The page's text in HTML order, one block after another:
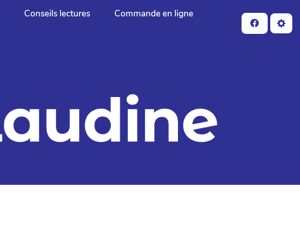
Conseils lectures
Commande en ligne